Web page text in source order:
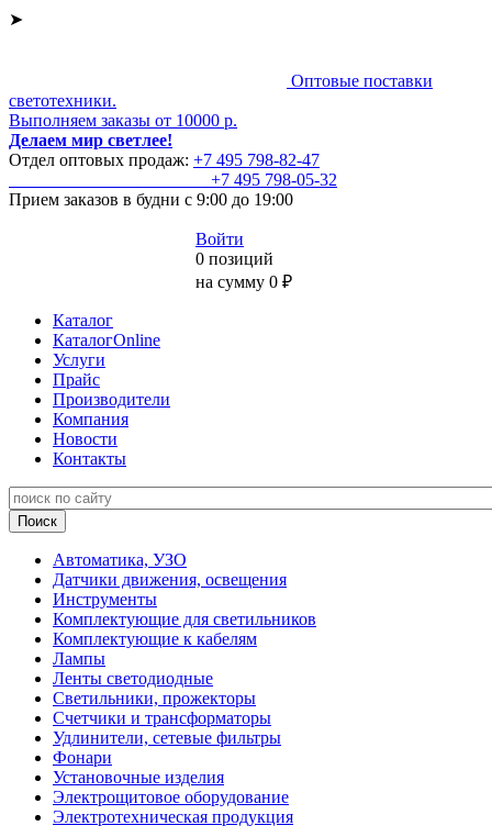
➤
Оптовые поставки
светотехники.
Выполняем заказы от 10000 р.
Делаем мир светлее!
Отдел оптовых продаж: +7 495 798-82-47
+7 495 798-05-32
Прием заказов в будни с 9:00 до 19:00
Войти
0 позиций
на сумму 0 ₽
Каталог
КаталогOnline
Услуги
Прайс
Производители
Компания
Новости
Контакты
Автоматика, УЗО
Датчики движения, освещения
Инструменты
Комплектующие для светильников
Комплектующие к кабелям
Лампы
Ленты светодиодные
Светильники, прожекторы
Счетчики и трансформаторы
Удлинители, сетевые фильтры
Фонари
Установочные изделия
Электрощитовое оборудование
Электротехническая продукция